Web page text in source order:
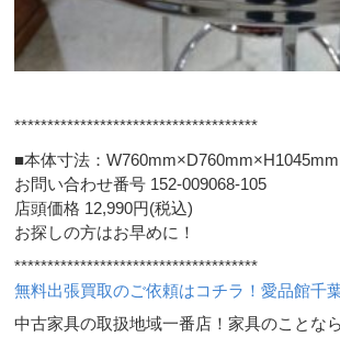
*************************************
■本体寸法：W760mm×D760mm×H1045mm
お問い合わせ番号 152-009068-105
店頭価格 12,990円(税込)
お探しの方はお早めに！
*************************************
無料出張買取のご依頼はコチラ！愛品館千
中古家具の取扱地域一番店！家具のことな